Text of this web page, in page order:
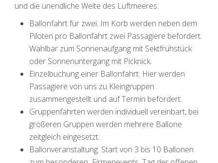
und die unendliche Weite des Luftmeeres.
Ballonfahrt für zwei. Im Korb werden neben dem
Piloten pro Ballonfahrt zwei Passagiere befördert.
Wählbar zum Sonnenaufgang mit Sektfrühstück
oder Sonnenuntergang mit Picknick.
Einzelbuchung einer Ballonfahrt. Hier werden
Passagiere von uns zu Kleingruppen
zusammengestellt und auf Termin befördert.
Gruppenfahrten werden individuell vereinbart, bei
größeren Gruppen werden mehrere Ballone
zeitgleich eingesetzt.
Ballonveranstaltung. Start von 3 bis 10 Ballonen